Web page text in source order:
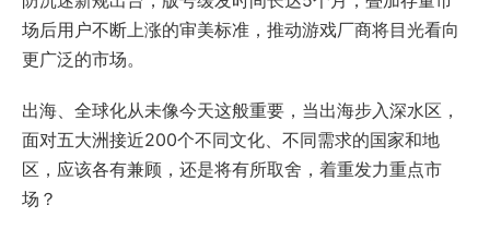
场后用户不断上涨的审美标准，推动游戏厂商将目光看向
更广泛的市场。
出海、全球化从未像今天这般重要，当出海步入深水区，
面对五大洲接近200个不同文化、不同需求的国家和地
区，应该各有兼顾，还是将有所取舍，着重发力重点市
场？